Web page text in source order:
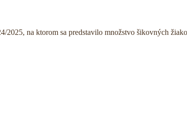
na ktorom sa predstavilo množstvo šikovných